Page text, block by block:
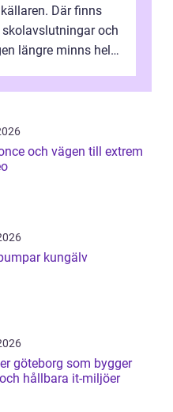
Där finns
och
längre minns helt.
och vägen till extrem
kungälv
göteborg som bygger
hållbara it-miljöer